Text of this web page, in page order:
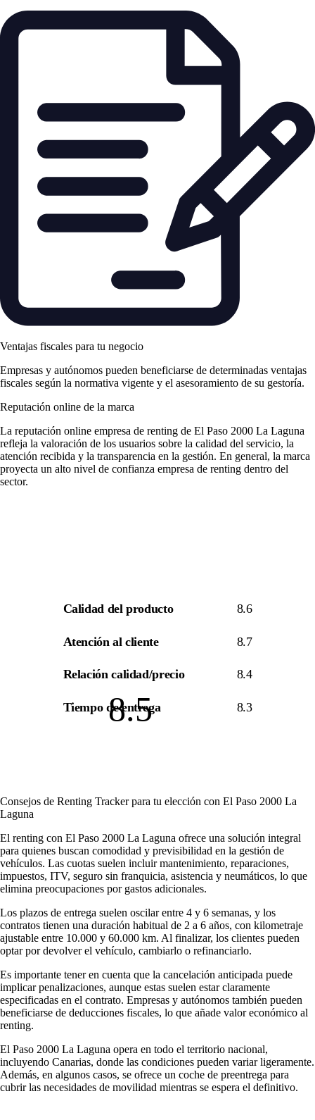
Ventajas fiscales para tu negocio
Empresas y autónomos pueden beneficiarse de determinadas ventajas
fiscales según la normativa vigente y el asesoramiento de su gestoría.
Reputación online de la marca
La reputación online empresa de renting de El Paso 2000 La Laguna
refleja la valoración de los usuarios sobre la calidad del servicio, la
atención recibida y la transparencia en la gestión. En general, la marca
proyecta un alto nivel de confianza empresa de renting dentro del
sector.
8.5
Calidad del producto 8.6
Atención al cliente 8.7
Relación calidad/precio 8.4
Tiempo de entrega 8.3
Consejos de Renting Tracker para tu elección con El Paso 2000 La
Laguna
El renting con El Paso 2000 La Laguna ofrece una solución integral
para quienes buscan comodidad y previsibilidad en la gestión de
vehículos. Las cuotas suelen incluir mantenimiento, reparaciones,
impuestos, ITV, seguro sin franquicia, asistencia y neumáticos, lo que
elimina preocupaciones por gastos adicionales.
Los plazos de entrega suelen oscilar entre 4 y 6 semanas, y los
contratos tienen una duración habitual de 2 a 6 años, con kilometraje
ajustable entre 10.000 y 60.000 km. Al finalizar, los clientes pueden
optar por devolver el vehículo, cambiarlo o refinanciarlo.
Es importante tener en cuenta que la cancelación anticipada puede
implicar penalizaciones, aunque estas suelen estar claramente
especificadas en el contrato. Empresas y autónomos también pueden
beneficiarse de deducciones fiscales, lo que añade valor económico al
renting.
El Paso 2000 La Laguna opera en todo el territorio nacional,
incluyendo Canarias, donde las condiciones pueden variar ligeramente.
Además, en algunos casos, se ofrece un coche de preentrega para
cubrir las necesidades de movilidad mientras se espera el definitivo.